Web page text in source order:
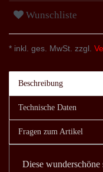
Wunschliste
* inkl. ges. MwSt. zzgl.
Beschreibung
Technische Daten
Fragen zum Artikel
Diese wunderschöne